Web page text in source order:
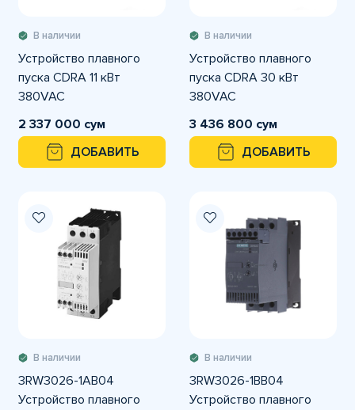
В наличии
Устройство плавного
пуска CDRA 11 кВт
380VAC
2 337 000 сум
ДОБАВИТЬ
В наличии
Устройство плавного
пуска CDRA 30 кВт
380VAC
3 436 800 сум
ДОБАВИТЬ
В наличии
3RW3026-1AB04
Устройство плавного
В наличии
3RW3026-1BB04
Устройство плавного